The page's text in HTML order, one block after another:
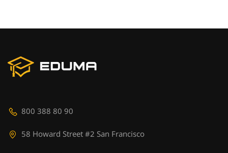
800 388 80 90
58 Howard Street #2 San Francisco